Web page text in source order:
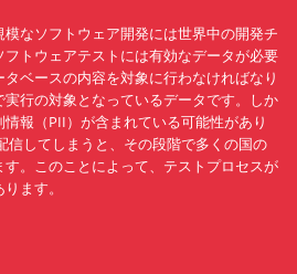
なソフトウェア開発には世界中の開発チ
トウェアテストには有効なデータが必要
ベースの内容を対象に行わなければなり
行の対象となっているデータです。しか
報（PII）が含まれている可能性があり
信してしまうと、その段階で多くの国の
。このことによって、テストプロセスが
ます。